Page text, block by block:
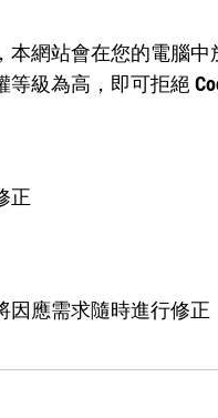
網站會在您的電腦中
級為高，即可拒絕
正
應需求隨時進行修正